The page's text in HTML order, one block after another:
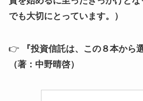
でも大切にとっています。）
👉
『投資信託は、この８本から
（著：中野晴啓）